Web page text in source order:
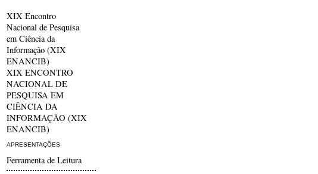
XIX Encontro
Nacional de Pesquisa
em Ciência da
Informação (XIX
ENANCIB)
XIX ENCONTRO
NACIONAL DE
PESQUISA EM
CIÊNCIA DA
INFORMAÇÃO (XIX
ENANCIB)
APRESENTAÇÕES
Ferramenta de Leitura